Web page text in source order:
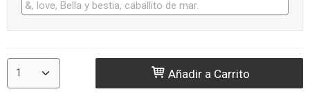
Añadir a Carrito